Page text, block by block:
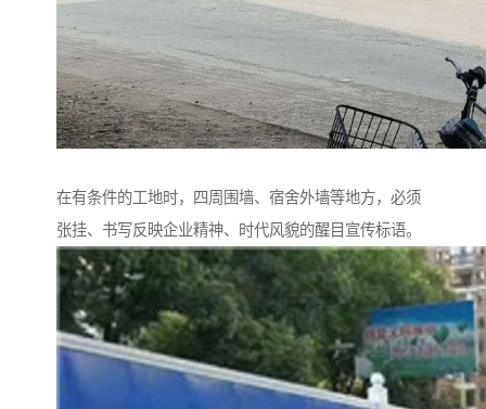
在有条件的工地时，四周围墙、宿舍外墙等地方，必须
张挂、书写反映企业精神、时代风貌的醒目宣传标语。